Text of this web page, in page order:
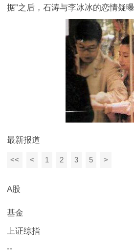
据”之后，石涛与李冰冰的恋情疑曝
最新报道
<< < 1 2 3 5 >
A股
基金
上证综指
--